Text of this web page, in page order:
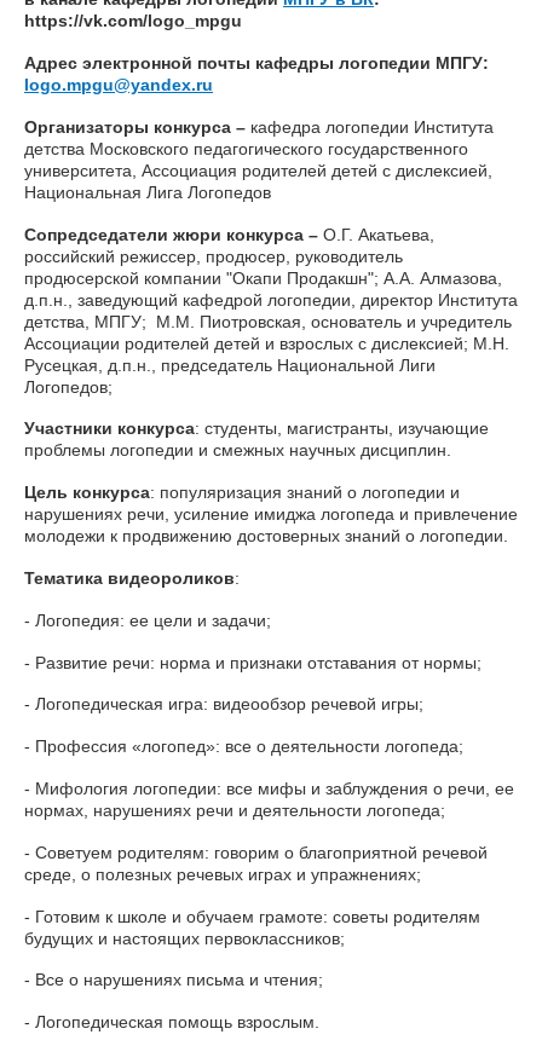
https://vk.com/logo_mpgu
Адрес электронной почты кафедры логопедии МПГУ:
logo.mpgu@yandex.ru
Организаторы конкурса – кафедра логопедии Института
детства Московского педагогического государственного
университета, Ассоциация родителей детей с дислексией,
Национальная Лига Логопедов
Сопредседатели жюри конкурса – О.Г. Акатьева,
российский режиссер, продюсер, руководитель
продюсерской компании "Окапи Продакшн"; А.А. Алмазова,
д.п.н., заведующий кафедрой логопедии, директор Института
детства, МПГУ; М.М. Пиотровская, основатель и учредитель
Ассоциации родителей детей и взрослых с дислексией; М.Н.
Русецкая, д.п.н., председатель Национальной Лиги
Логопедов;
Участники конкурса: студенты, магистранты, изучающие
проблемы логопедии и смежных научных дисциплин.
Цель конкурса: популяризация знаний о логопедии и
нарушениях речи, усиление имиджа логопеда и привлечение
молодежи к продвижению достоверных знаний о логопедии.
Тематика видеороликов:
- Логопедия: ее цели и задачи;
- Развитие речи: норма и признаки отставания от нормы;
- Логопедическая игра: видеообзор речевой игры;
- Профессия «логопед»: все о деятельности логопеда;
- Мифология логопедии: все мифы и заблуждения о речи, ее
нормах, нарушениях речи и деятельности логопеда;
- Советуем родителям: говорим о благоприятной речевой
среде, о полезных речевых играх и упражнениях;
- Готовим к школе и обучаем грамоте: советы родителям
будущих и настоящих первоклассников;
- Все о нарушениях письма и чтения;
- Логопедическая помощь взрослым.